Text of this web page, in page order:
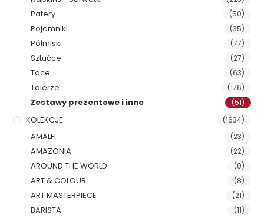
Patery (50)
Pojemniki (35)
Półmiski (77)
Sztućce (27)
Tace (63)
Talerze (176)
Zestawy prezentowe i inne (51)
KOLEKCJE (1634)
AMALFI (23)
AMAZONIA (22)
AROUND THE WORLD (0)
ART & COLOUR (8)
ART MASTERPIECE (21)
BARISTA (11)